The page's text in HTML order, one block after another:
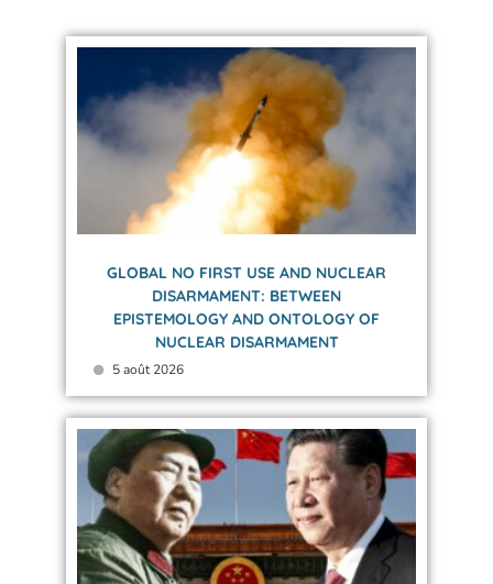
GLOBAL NO FIRST USE AND NUCLEAR
DISARMAMENT: BETWEEN
EPISTEMOLOGY AND ONTOLOGY OF
NUCLEAR DISARMAMENT
5 août 2026